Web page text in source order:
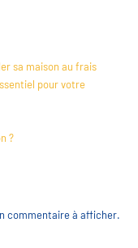
sa maison au frais
pour votre
?
commentaire à afficher.